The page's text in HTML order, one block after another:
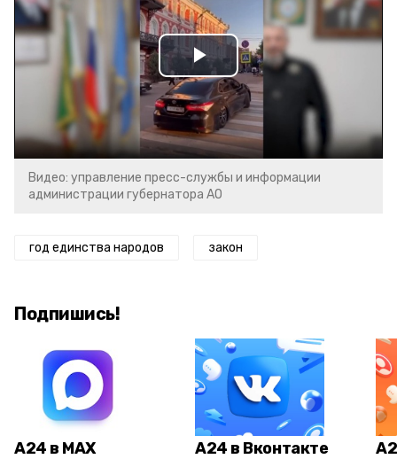
Play
Video
Видео: управление пресс-службы и информации
администрации губернатора АО
год единства народов закон
Подпишись!
А24 в MAX А24 в Вконтакте